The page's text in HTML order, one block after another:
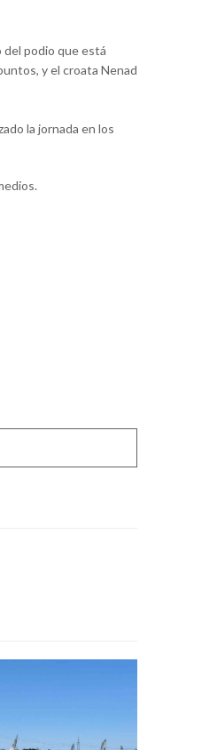
del podio que está
y el croata Nenad
la jornada en los